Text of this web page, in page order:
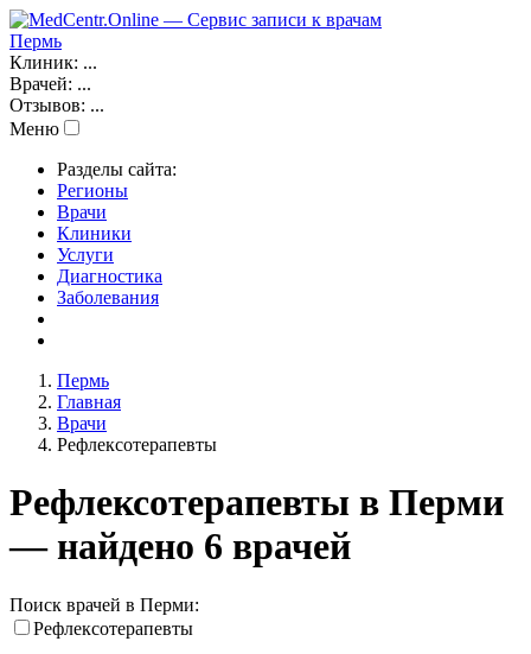
Пермь
Клиник: ...
Врачей: ...
Отзывов: ...
Меню
Разделы сайта:
Регионы
Врачи
Клиники
Услуги
Диагностика
Заболевания
Пермь
Главная
Врачи
Рефлексотерапевты
Рефлексотерапевты в Перми
— найдено 6 врачей
Поиск врачей в Перми:
Рефлексотерапевты